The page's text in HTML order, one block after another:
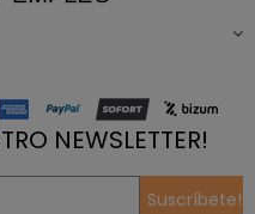
NEWSLETTER!
Suscríbete!